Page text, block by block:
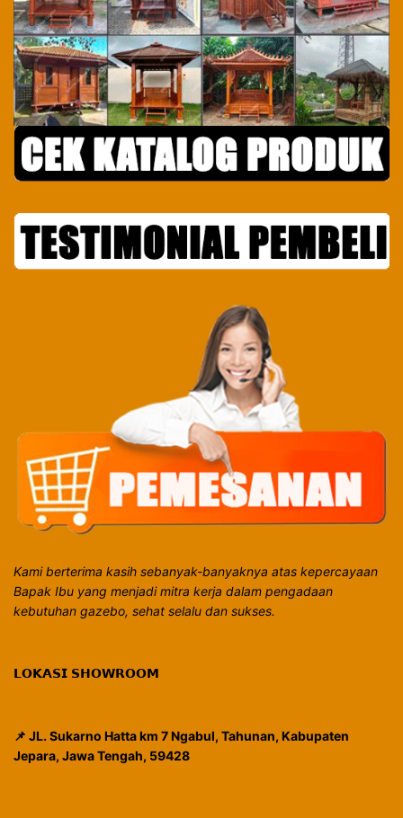
Kami berterima kasih sebanyak-banyaknya atas kepercayaan
Bapak Ibu yang menjadi mitra kerja dalam pengadaan
kebutuhan gazebo, sehat selalu dan sukses.
𝗟𝗢𝗞𝗔𝗦𝗜 𝗦𝗛𝗢𝗪𝗥𝗢𝗢𝗠
📌 JL. Sukarno Hatta km 7 Ngabul, Tahunan, Kabupaten
Jepara, Jawa Tengah, 59428